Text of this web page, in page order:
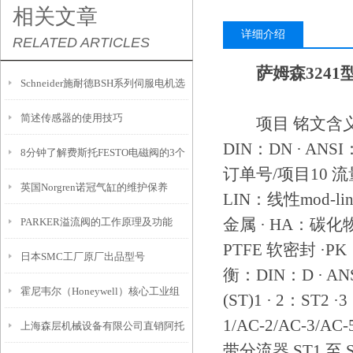
相关文章
RELATED ARTICLES
Schneider施耐德BSH系列伺服电机选
型参数说明
简述传感器的使用技巧
8分钟了解费斯托FESTO电磁阀的3个
常见故障
英国Norgren诺冠气缸的维护保养
PARKER溢流阀的工作原理及功能
日本SMC工厂原厂出品型号
霍尼韦尔（Honeywell）核心工业组
件介绍
上海森层机械设备有限公司直销阿托
详细介绍
萨姆森3241
项目 铭文含义
DIN：DN · ANSI
订单号/项目10 流
LIN：线性mod-
金属 · HA：碳化
PTFE 软密封
衡：DIN：D ·
(ST)1 · 2：ST2
1/AC-2/AC-3/